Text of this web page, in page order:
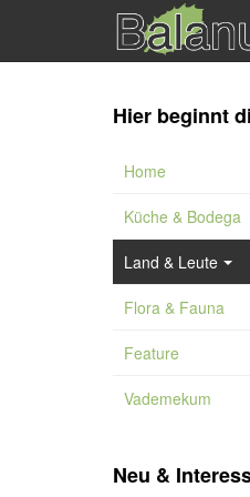
Hier beginnt
Home
Küche & Bodega
Land & Leute
Flora & Fauna
Feature
Vademekum
Neu &